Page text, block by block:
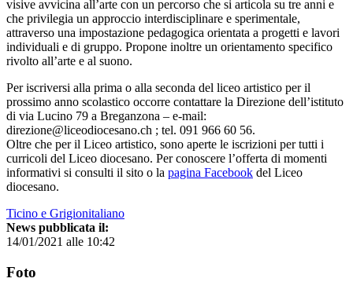
visive avvicina all’arte con un percorso che si articola su tre anni e
che privilegia un approccio interdisciplinare e sperimentale,
attraverso una impostazione pedagogica orientata a progetti e lavori
individuali e di gruppo. Propone inoltre un orientamento specifico
rivolto all’arte e al suono.
Per iscriversi alla prima o alla seconda del liceo artistico per il
prossimo anno scolastico occorre contattare la Direzione dell’istituto
di via Lucino 79 a Breganzona – e-mail:
direzione@liceodiocesano.ch ; tel. 091 966 60 56.
Oltre che per il Liceo artistico, sono aperte le iscrizioni per tutti i
curricoli del Liceo diocesano. Per conoscere l’offerta di momenti
informativi si consulti il sito o la pagina Facebook del Liceo
diocesano.
Ticino e Grigionitaliano
News pubblicata il:
14/01/2021 alle 10:42
Foto